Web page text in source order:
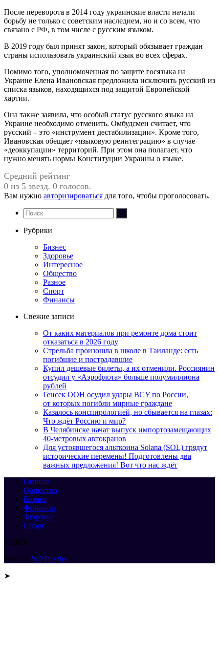
После переворота в 2014 году украинские власти начали
борьбу не только с советским наследием, но и со всем, что
связано с РФ, в том числе с русским языком.
В 2019 году был принят закон, который обязывает граждан
страны использовать украинский язык во всех сферах.
Помимо того, уполномоченная по защите госязыка на
Украине Елена Ивановская предложила исключить русский из
списка языков, находящихся под защитой Европейской
хартии.
Она также заявила, что особый статус русского языка на
Украине необходимо отменить. Омбудсмен считает, что
русский – это «инструмент дестабилизации». Кроме того,
Ивановская обещает «языковую реинтеграцию» в случае
«деоккупации» территорий. При этом она полагает, что
нужно менять нормы Конституции Украины о языке.
Средний рейтинг
0 из 5 звезд. 0 голосов.
Вам нужно авторизироваться для того, чтобы проголосовать.
Рубрики
Бизнес
Здоровье
Интересное
Общество
Разное
Спорт
Финансы
Свежие записи
От каких материалов при ремонте дома стоит
отказаться в 2026 году
Стрельба произошла в школе в Таиланде: есть
погибшие и пострадавшие
Купил дешевые билеты, а их отменили. Россиянин
отсудил у «Аэрофлота» больше полумиллиона
рублей
Генсек ООН осудил удары ВСУ по России,
от которых погибли мирные граждане
Казалось конспирологией, но сбывается на глазах:
Что ждёт Россию и мир?
В Челябинске начат выпуск импортозамещающих
40-метровых автокранов
Для устоявшегося альткоина Solana (SOL) грядут
исторические перемены! Подготовлены два
важных предложения! Вот что нас ждёт
Главная
Общество
Бизнес
Финансы
Здоровье
Спорт
© 2026
Тема от WP Puzzle
➤